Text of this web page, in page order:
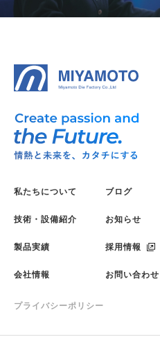
私たちについて
技術・設備紹介
製品実績
会社情報
ブログ
お知らせ
採用情報
お問い合わせ
プライバシーポリシー